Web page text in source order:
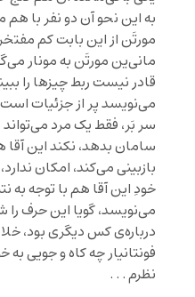
به این نحو آن دو نفر با هم
مورتَن از این بابت کم مفتخر
مانی‌ین مورتَن به مونار
قادر نیست ربط چیزها را
می‌نویسد پر از جزئیات
‌سر بَر، فقط یک مرد
سامان بدهد، نکند این
بازبینی می‌کند، امکان
خودِ این آقا هم با توجه به
می‌نویسد، گویا این حرف را
درباره‌ی کس دیگری بود،
فونتانیار چه کاه و جویی
نظرم . . .